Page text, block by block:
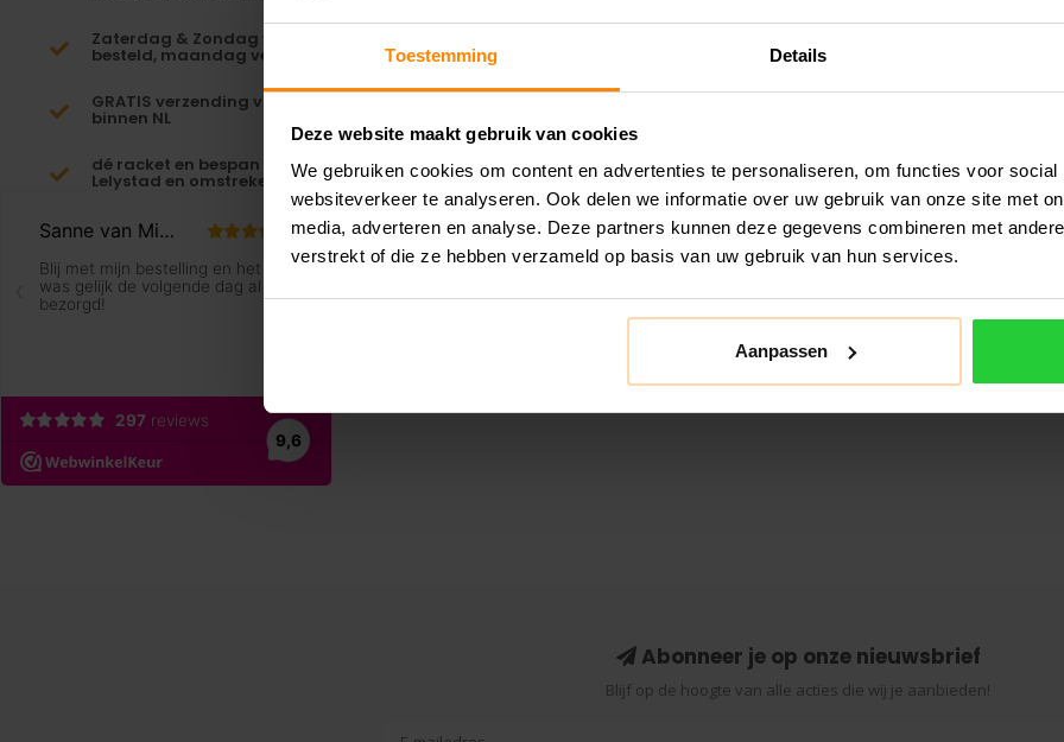
Toestemming Details
Deze website maakt gebruik van cookies
We gebruiken cookies om content en advertenties te personaliseren, om functies voor
websiteverkeer te analyseren. Ook delen we informatie over uw gebruik van onze site met
media, adverteren en analyse. Deze partners kunnen deze gegevens combineren met
verstrekt of die ze hebben verzameld op basis van uw gebruik van hun services.
Aanpassen
Zaterdag & Zondag voor 23:59
besteld, maandag verzonden!
GRATIS verzending vanaf €65,-
binnen NL
dé racket en bespan specialist van
Lelystad en omstreken
Abonneer je op onze nieuwsbrief
Blijf op de hoogte van alle acties die wij je aanbieden!